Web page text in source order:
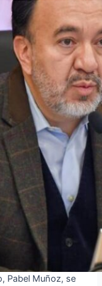
Pabel Muñoz, se